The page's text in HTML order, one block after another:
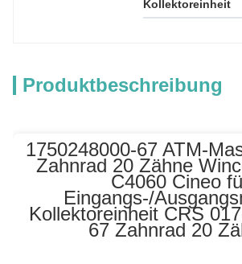
Kollektoreinheit
Produktbeschreibung
1750248000-67 ATM-
Zahnrad 20 Zähne
C4060 Cineo
Eingangs-/
Kollektoreinheit CRS
67 Zahnrad 20